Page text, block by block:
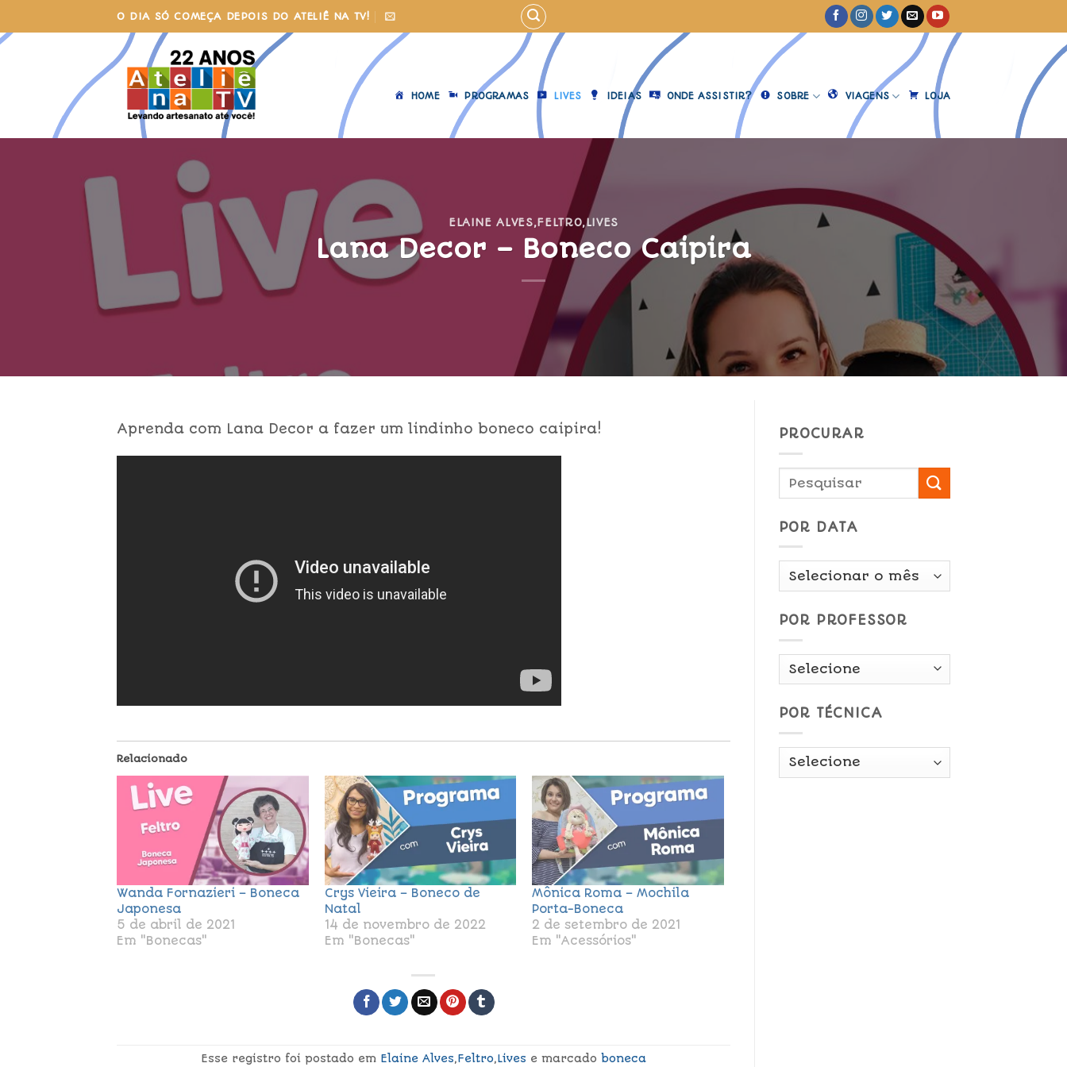
to
content
O DIA SÓ COMEÇA DEPOIS DO ATELIÊ NA TV!
HOME PROGRAMAS LIVES IDEIAS ONDE ASSISTIR? SOBRE VIAGENS LOJA
ELAINE ALVES,FELTRO,LIVES
Lana Decor – Boneco Caipira
Aprenda com Lana Decor a fazer um lindinho boneco caipira!
Relacionado
Wanda Fornazieri – Boneca
Japonesa
5 de abril de 2021
Em "Bonecas"
Crys Vieira – Boneco de
Natal
14 de novembro de 2022
Em "Bonecas"
Mônica Roma – Mochila
Porta-Boneca
2 de setembro de 2021
Em "Acessórios"
Esse registro foi postado em Elaine Alves,Feltro,Lives e marcado boneca
PROCURAR
POR DATA
Por
POR PROFESSOR
POR TÉCNICA